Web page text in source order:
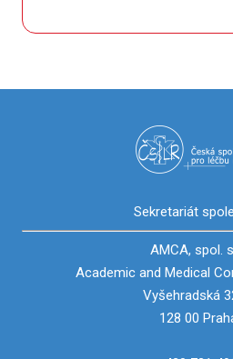
Sekretariát
AMCA, spol.
Academic and Medical
Vyšehradská
128 00